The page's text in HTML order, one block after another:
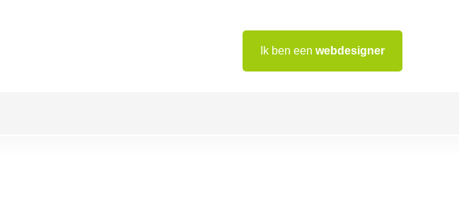
Ik ben een webdesigner